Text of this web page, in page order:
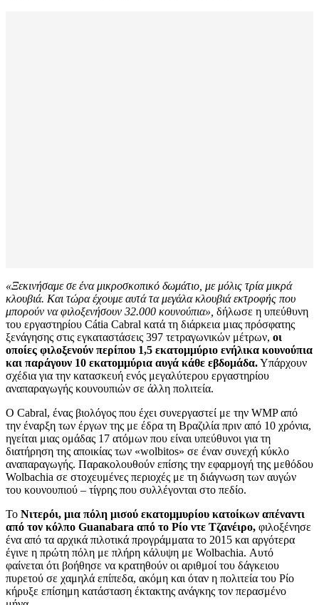
«Ξεκινήσαμε σε ένα μικροσκοπικό δωμάτιο, με μόλις τρία μικρά
κλουβιά. Και τώρα έχουμε αυτά τα μεγάλα κλουβιά εκτροφής που
μπορούν να φιλοξενήσουν 32.000 κουνούπια», δήλωσε η υπεύθυνη
του εργαστηρίου Cátia Cabral κατά τη διάρκεια μιας πρόσφατης
ξενάγησης στις εγκαταστάσεις 397 τετραγωνικών μέτρων, οι
οποίες φιλοξενούν περίπου 1,5 εκατομμύριο ενήλικα κουνούπια
και παράγουν 10 εκατομμύρια αυγά κάθε εβδομάδα.Υπάρχουν
σχέδια για την κατασκευή ενός μεγαλύτερου εργαστηρίου
αναπαραγωγής κουνουπιών σε άλλη πολιτεία.
Ο Cabral, ένας βιολόγος που έχει συνεργαστεί με την WMP από
την έναρξη των έργων της με έδρα τη Βραζιλία πριν από 10 χρόνια,
ηγείται μιας ομάδας 17 ατόμων που είναι υπεύθυνοι για τη
διατήρηση της αποικίας των «wolbitos» σε έναν συνεχή κύκλο
αναπαραγωγής. Παρακολουθούν επίσης την εφαρμογή της μεθόδου
Wolbachia σε στοχευμένες περιοχές με τη διάγνωση των αυγών
του κουνουπιού – τίγρης που συλλέγονται στο πεδίο.
Το Νιτερόι, μια πόλη μισού εκατομμυρίου κατοίκων απέναντι
από τον κόλπο Guanabara από το Ρίο ντε Τζανέιρο, φιλοξένησε
ένα από τα αρχικά πιλοτικά προγράμματα το 2015 και αργότερα
έγινε η πρώτη πόλη με πλήρη κάλυψη με Wolbachia. Αυτό
φαίνεται ότι βοήθησε να κρατηθούν οι αριθμοί του δάγκειου
πυρετού σε χαμηλά επίπεδα, ακόμη και όταν η πολιτεία του Ρίο
κήρυξε επίσημη κατάσταση έκτακτης ανάγκης τον περασμένο